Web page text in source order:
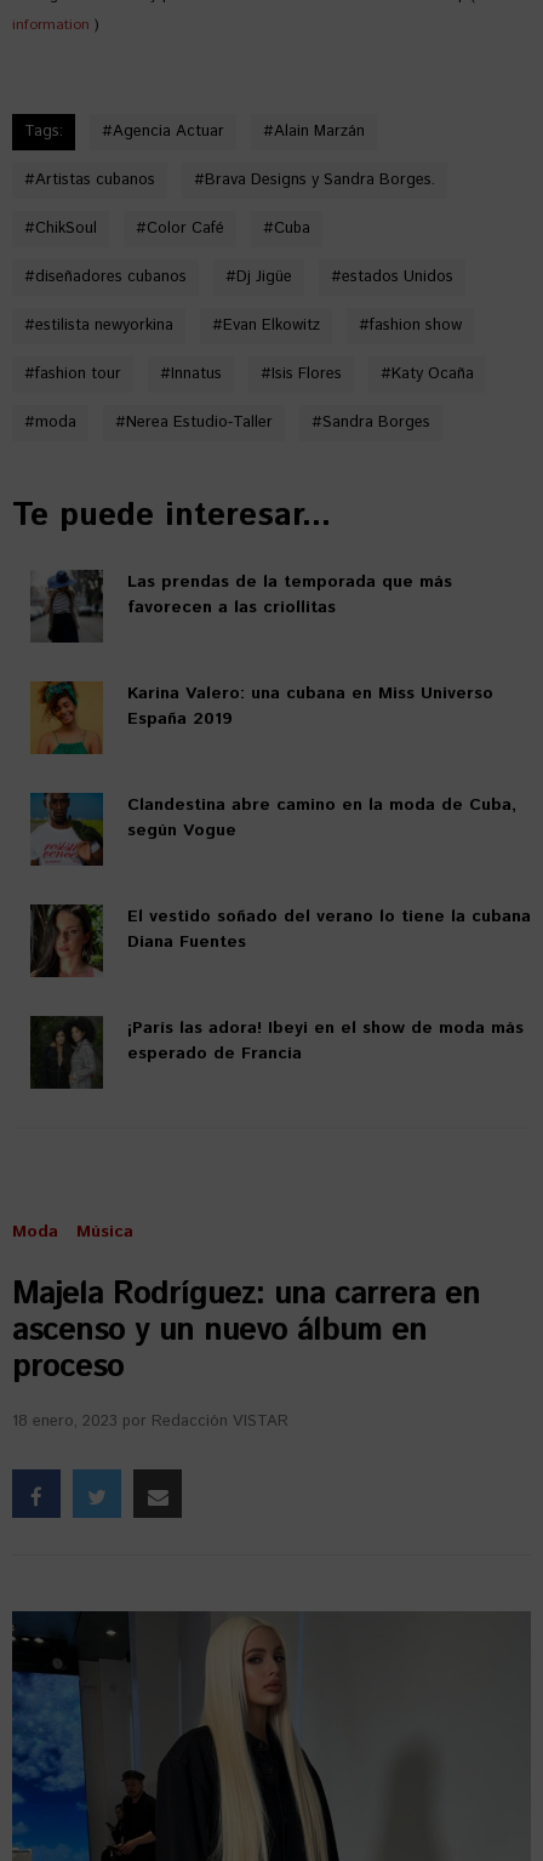
information )
Tags: #Agencia Actuar #Alain Marzán
#Artistas cubanos #Brava Designs y Sandra Borges.
#ChikSoul #Color Café #Cuba
#diseñadores cubanos #Dj Jigüe #estados Unidos
#estilista newyorkina #Evan Elkowitz #fashion show
#fashion tour #Innatus #Isis Flores #Katy Ocaña
#moda #Nerea Estudio-Taller #Sandra Borges
Te puede interesar...
Las prendas de la temporada que más
favorecen a las criollitas
Karina Valero: una cubana en Miss Universo
España 2019
Clandestina abre camino en la moda de Cuba,
según Vogue
El vestido soñado del verano lo tiene la cubana
Diana Fuentes
¡París las adora! Ibeyi en el show de moda más
esperado de Francia
Moda Música
Majela Rodríguez: una carrera en
ascenso y un nuevo álbum en
proceso
18 enero, 2023 por Redacción VISTAR